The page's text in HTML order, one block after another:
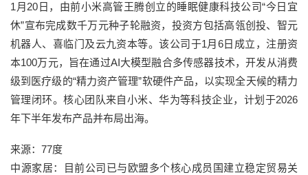
1月20日，由前小米高管王腾创立的睡眠健康科技公司“今日宜
休”宣布完成数千万元种子轮融资，投资方包括高瓴创投、智元
机器人、喜临门及云九资本等。该公司于1月6日成立，注册资
本100万元，旨在通过AI大模型融合多传感器技术，开发从消费
级到医疗级的“精力资产管理”软硬件产品，以实现全天候的精力
管理闭环。核心团队来自小米、华为等科技企业，计划于2026
年下半年发布产品并布局出海。
来源：77度
中源家居：目前公司已与欧盟多个核心成员国建立稳定贸易关